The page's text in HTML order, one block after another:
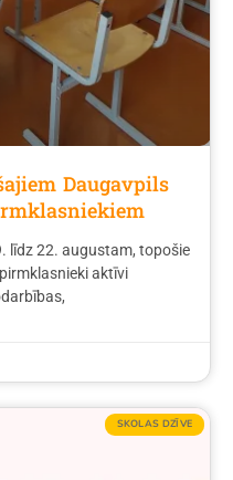
Daugavpils
22. augustam, topošie
aktīvi
SKOLAS DZĪVE